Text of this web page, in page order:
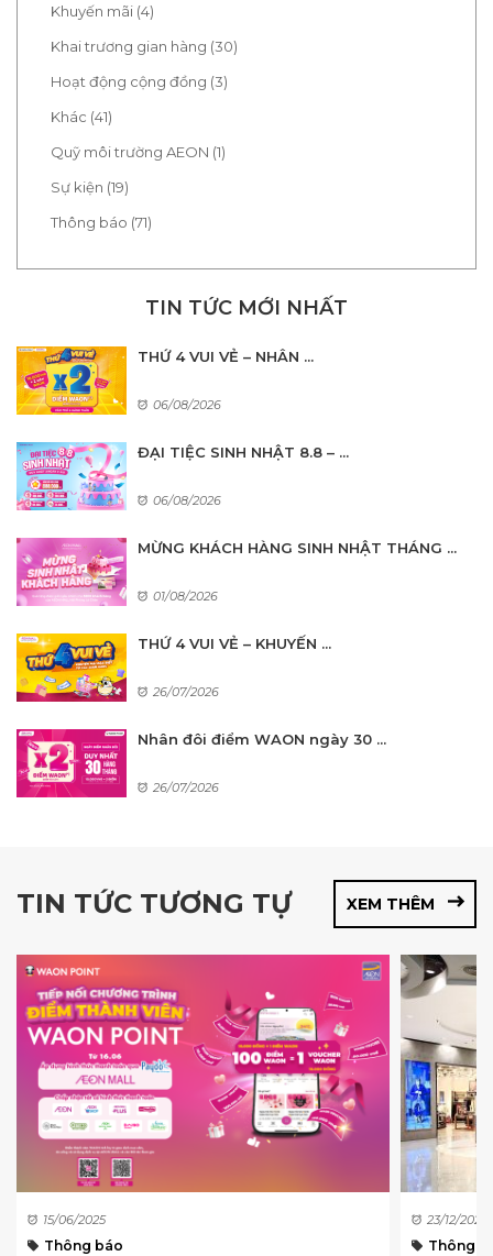
Khuyến mãi (4)
Khai trương gian hàng (30)
Hoạt động cộng đồng (3)
Khác (41)
Quỹ môi trường AEON (1)
Sự kiện (19)
Thông báo (71)
TIN TỨC MỚI NHẤT
THỨ 4 VUI VẺ – NHÂN ...
06/08/2026
ĐẠI TIỆC SINH NHẬT 8.8 – ...
06/08/2026
MỪNG KHÁCH HÀNG SINH NHẬT THÁNG ...
01/08/2026
THỨ 4 VUI VẺ – KHUYẾN ...
26/07/2026
Nhân đôi điểm WAON ngày 30 ...
26/07/2026
TIN TỨC TƯƠNG TỰ XEM THÊM
15/06/2025
Thông báo
23/12/2022
Thông